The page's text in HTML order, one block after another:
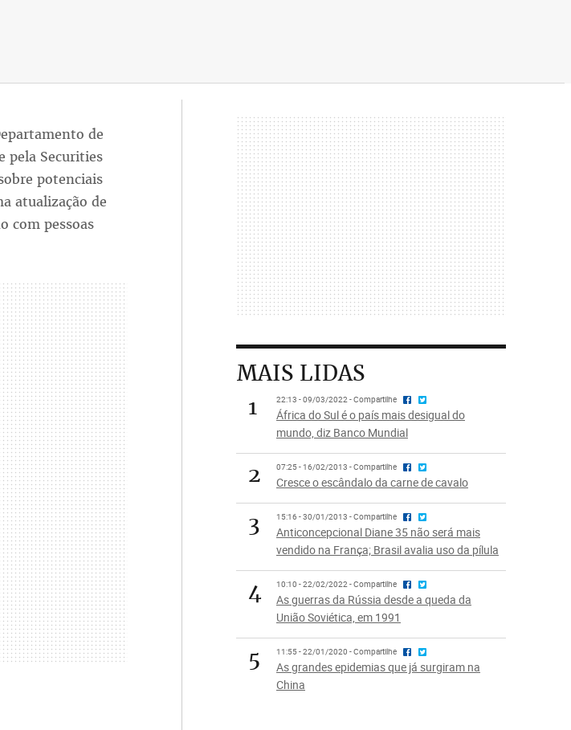
de
pela Securities
potenciais
atualização de
com pessoas
MAIS LIDAS
1
22:13 - 09/03/2022 - Compartilhe
África do Sul é o país mais desigual do
mundo, diz Banco Mundial
2 07:25 - 16/02/2013 - Compartilhe
Cresce o escândalo da carne de cavalo
3 15:16 - 30/01/2013 - Compartilhe
Anticoncepcional Diane 35 não será mais
vendido na França; Brasil avalia uso da pílula
4 10:10 - 22/02/2022 - Compartilhe
As guerras da Rússia desde a queda da
União Soviética, em 1991
5 11:55 - 22/01/2020 - Compartilhe
As grandes epidemias que já surgiram na
China